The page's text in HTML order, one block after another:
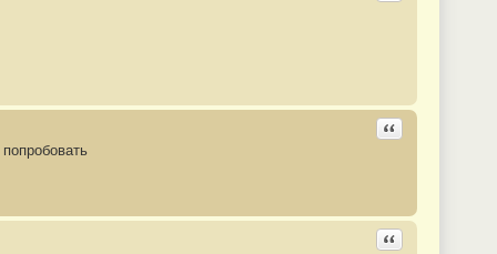
Ответить с
Ответить с